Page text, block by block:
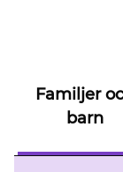
Familjer
barn